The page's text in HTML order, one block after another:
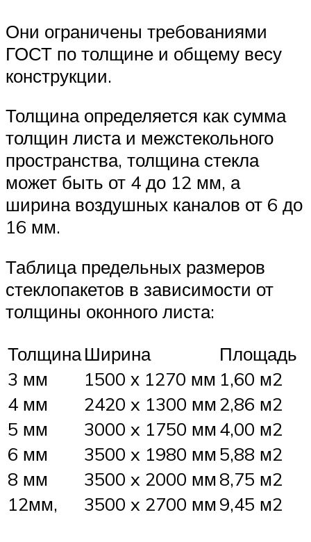
Они ограничены требованиями
ГОСТ по толщине и общему весу
конструкции.
Толщина определяется как сумма
толщин листа и межстекольного
пространства, толщина стекла
может быть от 4 до 12 мм, а
ширина воздушных каналов от 6 до
16 мм.
Таблица предельных размеров
стеклопакетов в зависимости от
толщины оконного листа:
ТолщинаШирина
Площадь
3 мм
1500 х 1270 мм 1,60 м2
4 мм
2420 x 1300 мм 2,86 м2
5 мм
3000 x 1750 мм 4,00 м2
6 мм
3500 x 1980 мм 5,88 м2
8 мм
3500 x 2000 мм 8,75 м2
12мм,
3500 x 2700 мм 9,45 м2